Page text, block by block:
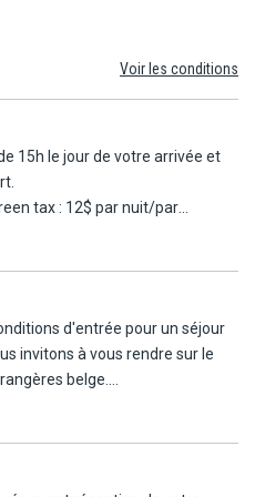
Voir les conditions
15h le jour de votre arrivée et
tax : 12$ par nuit/par
ans).
Nouvel An (31/12, en option).
à mobilité réduite
aux Maldives, l'anglais en est
pas une langue pratiquée
d'entrée pour un séjour
invitons à vous rendre sur le
belge.
voyager_a_letranger/